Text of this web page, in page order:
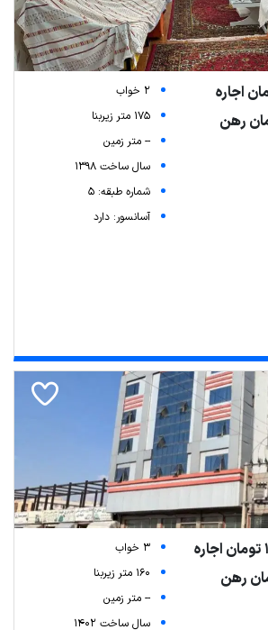
2 خواب
175 متر زیربنا
-- متر زمین
سال ساخت 1398
شماره طبقه: 5
آسانسور: دارد
3 خواب
160 متر زیربنا
-- متر زمین
سال ساخت 1402